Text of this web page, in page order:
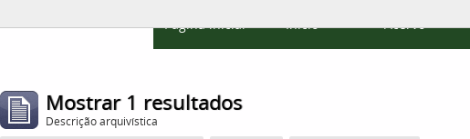
Página inicial Início Acervo
Mostrar 1 resultados
Descrição arquivística